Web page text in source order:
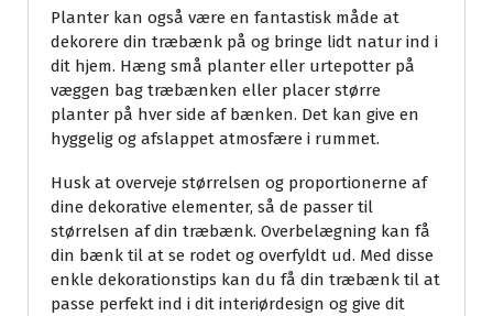
Planter kan også være en fantastisk måde at
dekorere din træbænk på og bringe lidt natur ind i
dit hjem. Hæng små planter eller urtepotter på
væggen bag træbænken eller placer større
planter på hver side af bænken. Det kan give en
hyggelig og afslappet atmosfære i rummet.
Husk at overveje størrelsen og proportionerne af
dine dekorative elementer, så de passer til
størrelsen af din træbænk. Overbelægning kan få
din bænk til at se rodet og overfyldt ud. Med disse
enkle dekorationstips kan du få din træbænk til at
passe perfekt ind i dit interiørdesign og give dit